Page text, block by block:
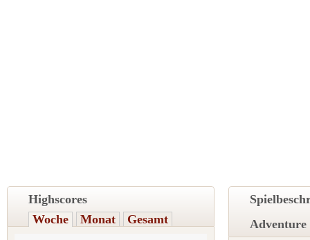
Highscores
Woche
Monat Gesamt
Adventure